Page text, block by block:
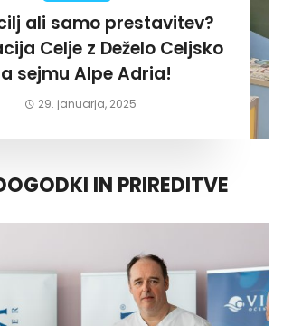
ali samo prestavitev?
Celje z Deželo Celjsko
sejmu Alpe Adria!
29. januarja, 2025
IN PRIREDITVE